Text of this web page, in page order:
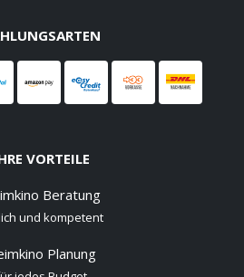
VORTEILE
Beratung
und kompetent
Planung